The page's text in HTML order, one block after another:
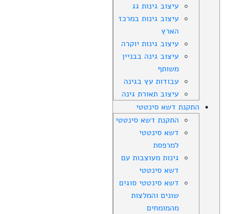
עיצוב גינות גג
עיצוב גינות במרכז
הארץ
עיצוב גינות יוקרה
עיצוב גינה בבניין
משותף
עבודות עץ בגינה
עיצוב תאורת גינה
התקנת דשא סינטטי
התקנת דשא סינטטי
דשא סינטטי
למרפסת
גינות מעוצבות עם
דשא סינטטי
דשא סינטטי סוגים
שונים והמלצות
מהמומחים